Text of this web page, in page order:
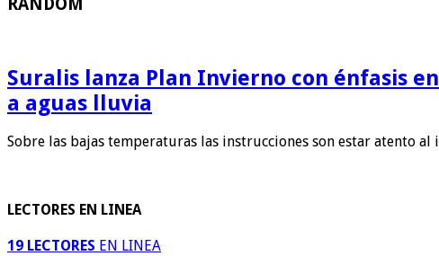
RANDOM
Suralis lanza Plan Invierno con énfasis
a aguas lluvia
Sobre las bajas temperaturas las instrucciones son estar atento
LECTORES EN LINEA
19 LECTORES EN LINEA